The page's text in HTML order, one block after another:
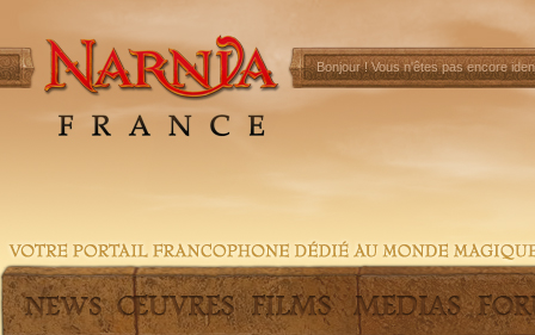
Bonjour !Vous n'êtes pas encore